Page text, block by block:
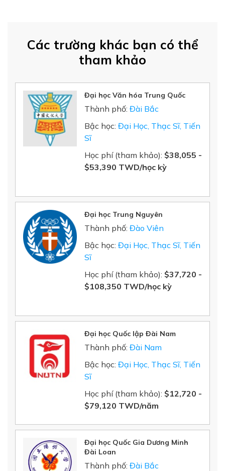
Các trường khác bạn có thể
tham khảo
Đại học Văn hóa Trung Quốc
Thành phố: Đài Bắc
Bậc học: Đại Học, Thạc Sĩ, Tiến
Sĩ
Học phí (tham khảo): $38,055 -
$53,390 TWD/học kỳ
Đại học Trung Nguyên
Thành phố: Đào Viên
Bậc học: Đại Học, Thạc Sĩ, Tiến
Sĩ
Học phí (tham khảo): $37,720 -
$108,350 TWD/học kỳ
Đại học Quốc lập Đài Nam
Thành phố: Đài Nam
Bậc học: Đại Học, Thạc Sĩ, Tiến
Sĩ
Học phí (tham khảo): $12,720 -
$79,120 TWD/năm
Đại học Quốc Gia Dương Minh
Đài Loan
Thành phố: Đài Bắc